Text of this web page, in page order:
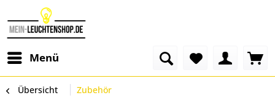
Menü
Übersicht Zubehör